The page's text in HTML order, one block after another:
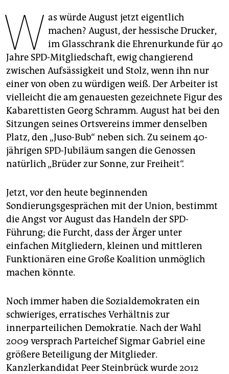
abo
genossenschaft
epaper login
W as würde August jetzt eigentlich
machen? August, der hessische Drucker,
im Glasschrank die Ehrenurkunde für 40
Jahre SPD-Mitgliedschaft, ewig changierend
zwischen Aufsässigkeit und Stolz, wenn ihn nur
einer von oben zu würdigen weiß. Der Arbeiter ist
vielleicht die am genauesten gezeichnete Figur des
Kabarettisten Georg Schramm. August hat bei den
Sitzungen seines Ortsvereins immer denselben
Platz, den „Juso-Bub“ neben sich. Zu seinem 40-
jährigen SPD-Jubiläum sangen die Genossen
natürlich „Brüder zur Sonne, zur Freiheit“.
Jetzt, vor den heute beginnenden
Sondierungsgesprächen mit der Union, bestimmt
die Angst vor August das Handeln der SPD-
Führung; die Furcht, dass der Ärger unter
einfachen Mitgliedern, kleinen und mittleren
Funktionären eine Große Koalition unmöglich
machen könnte.
Noch immer haben die Sozialdemokraten ein
schwieriges, erratisches Verhältnis zur
innerparteilichen Demokratie. Nach der Wahl
2009 versprach Parteichef Sigmar Gabriel eine
größere Beteiligung der Mitglieder.
Kanzlerkandidat Peer Steinbrück wurde 2012